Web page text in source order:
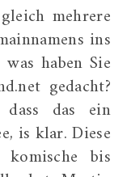
ins
haben Sie
gedacht?
dass das ein
is klar. Diese
bis